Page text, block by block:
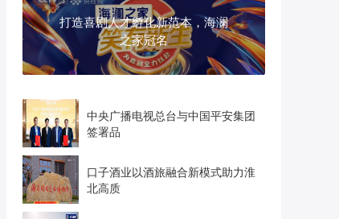
打造喜剧人才孵化新范本，海澜
之家冠名
中央广播电视总台与中国平安集团
签署品
口子酒业以酒旅融合新模式助力淮
北高质